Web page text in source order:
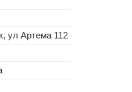
ул Артема 112